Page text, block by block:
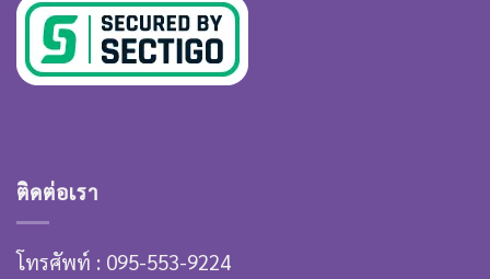
ติดต่อเรา
โทรศัพท์ : 095-553-9224